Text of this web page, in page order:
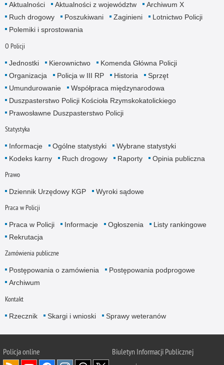
Aktualności Aktualności z województw
Archiwum X
Ruch drogowy
Poszukiwani Zaginieni
Lotnictwo Policji
Polemiki i sprostowania
O Policji
Jednostki Kierownictwo
Komenda Główna Policji
Organizacja
Policja w III RP Historia
Sprzęt
Umundurowanie
Współpraca międzynarodowa
Duszpasterstwo Policji Kościoła Rzymskokatolickiego
Prawosławne Duszpasterstwo Policji
Statystyka
Informacje Ogólne statystyki
Wybrane statystyki
Kodeks karny
Ruch drogowy Raporty Opinia publiczna
Prawo
Dziennik Urzędowy KGP Wyroki sądowe
Praca w Policji
Praca w Policji Informacje Ogłoszenia
Listy rankingowe
Rekrutacja
Zamówienia publiczne
Postępowania o zamówienia
Postępowania podprogowe
Archiwum
Kontakt
Rzecznik Skargi i wnioski Sprawy weteranów
Policjaonline
Biuletyn Informacji Publicznej